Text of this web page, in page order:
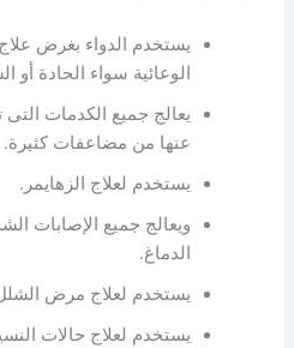
يستخدم الدواء بغرض
الوعائية سواء الحادة أو
يعالج جميع الكدمات
عنها من مضاعفات كثيرة.
يستخدم لعلاج الزهايمر.
ويعالج جميع الإصابات
الدماغ.
يستخدم لعلاج مرض
يستخدم لعلاج حالات